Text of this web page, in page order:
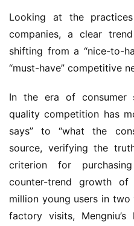
Looking at the
companies, a clear
shifting from a “nice-to-
“must-have” competitive
In the era of consumer
quality competition has
says” to “what the
source, verifying the
criterion for
counter-trend growth
million young users in two
factory visits,